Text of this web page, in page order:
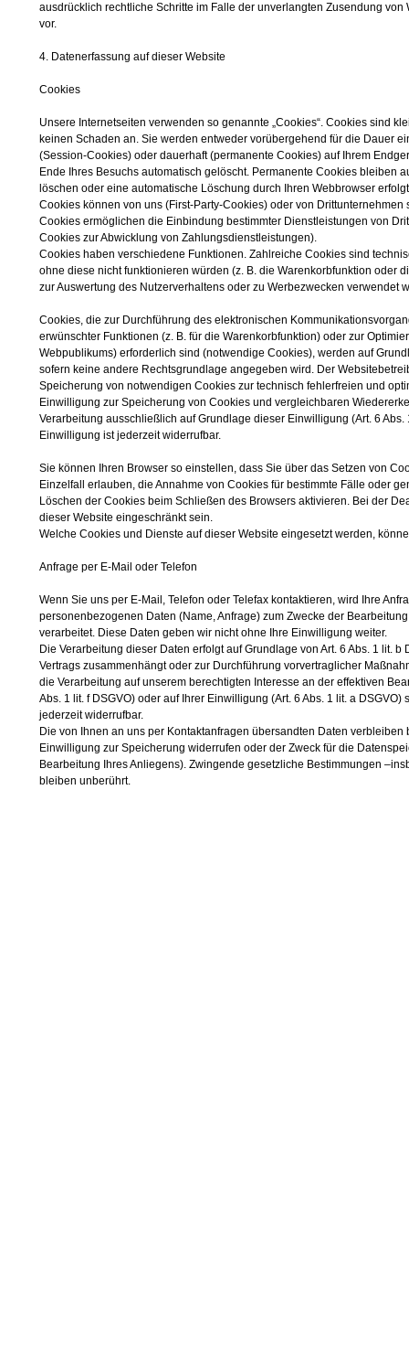
ausdrücklich rechtliche Schritte im Falle der unverlangten Zusendung
vor.
4. Datenerfassung auf dieser Website
Cookies
Unsere Internetseiten verwenden so genannte „Cookies“. Cookies sind
keinen Schaden an. Sie werden entweder vorübergehend für die Dauer
(Session-Cookies) oder dauerhaft (permanente Cookies) auf Ihrem
Ende Ihres Besuchs automatisch gelöscht. Permanente Cookies bleiben
löschen oder eine automatische Löschung durch Ihren Webbrowser
Cookies können von uns (First-Party-Cookies) oder von
Cookies ermöglichen die Einbindung bestimmter Dienstleistungen von
Cookies zur Abwicklung von Zahlungsdienstleistungen).
Cookies haben verschiedene Funktionen. Zahlreiche Cookies sind
ohne diese nicht funktionieren würden (z. B. die Warenkorbfunktion oder
zur Auswertung des Nutzerverhaltens oder zu Werbezwecken verwendet
Cookies, die zur Durchführung des elektronischen
erwünschter Funktionen (z. B. für die Warenkorbfunktion) oder zur
Webpublikums) erforderlich sind (notwendige Cookies), werden auf
sofern keine andere Rechtsgrundlage angegeben wird. Der
Speicherung von notwendigen Cookies zur technisch fehlerfreien und
Einwilligung zur Speicherung von Cookies und vergleichbaren
Verarbeitung ausschließlich auf Grundlage dieser Einwilligung (Art. 6 Abs.
Einwilligung ist jederzeit widerrufbar.
Sie können Ihren Browser so einstellen, dass Sie über das Setzen von
Einzelfall erlauben, die Annahme von Cookies für bestimmte Fälle oder
Löschen der Cookies beim Schließen des Browsers aktivieren. Bei der
dieser Website eingeschränkt sein.
Welche Cookies und Dienste auf dieser Website eingesetzt werden,
Anfrage per E-Mail oder Telefon
Wenn Sie uns per E-Mail, Telefon oder Telefax kontaktieren, wird Ihre
personenbezogenen Daten (Name, Anfrage) zum Zwecke der
verarbeitet. Diese Daten geben wir nicht ohne Ihre Einwilligung weiter.
Die Verarbeitung dieser Daten erfolgt auf Grundlage von Art. 6 Abs. 1 lit.
Vertrags zusammenhängt oder zur Durchführung vorvertraglicher
die Verarbeitung auf unserem berechtigten Interesse an der effektiven
Abs. 1 lit. f DSGVO) oder auf Ihrer Einwilligung (Art. 6 Abs. 1 lit. a
jederzeit widerrufbar.
Die von Ihnen an uns per Kontaktanfragen übersandten Daten
Einwilligung zur Speicherung widerrufen oder der Zweck für die
Bearbeitung Ihres Anliegens). Zwingende gesetzliche Bestimmungen
bleiben unberührt.